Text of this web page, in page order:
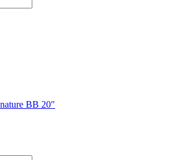
BB 20"